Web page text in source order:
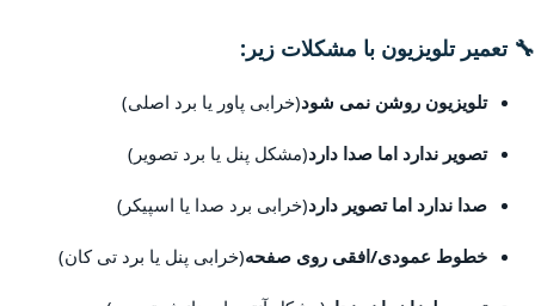
🔧 تعمیر تلویزیون با مشکلات زیر:
تلویزیون روشن نمی شود(خرابی پاور یا برد اصلی)
تصویر ندارد اما صدا دارد(مشکل پنل یا برد تصویر)
صدا ندارد اما تصویر دارد(خرابی برد صدا یا اسپیکر)
خطوط عمودی/افقی روی صفحه(خرابی پنل یا برد تی کان)